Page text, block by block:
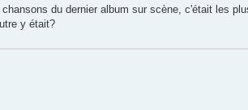
du dernier album sur scène, c'était les
y était?